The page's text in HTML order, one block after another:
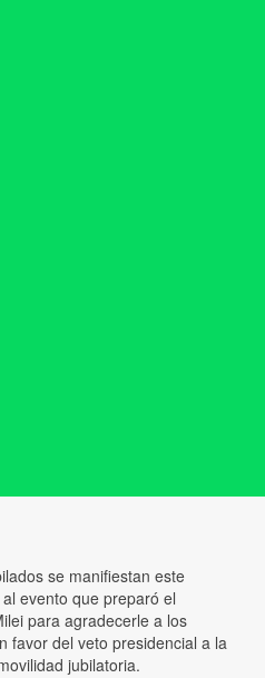
se manifiestan este
evento que preparó el
para agradecerle a los
favor del veto presidencial a la
jubilatoria.